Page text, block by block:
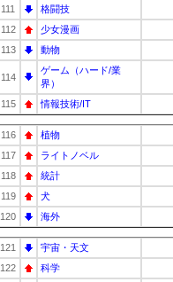
111 格闘技
112
少女漫画
113
動物
114
ゲーム（ハード/業
界）
115 情報技術/IT
116 植物
117
ライトノベル
118
統計
119
犬
120
海外
121 宇宙・天文
122
科学